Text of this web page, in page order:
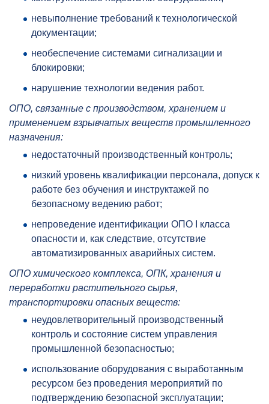
невыполнение требований к технологической
документации;
необеспечение системами сигнализации и
блокировки;
нарушение технологии ведения работ.
ОПО, связанные с производством, хранением и
применением взрывчатых веществ промышленного
назначения:
недостаточный производственный контроль;
низкий уровень квалификации персонала, допуск к
работе без обучения и инструктажей по
безопасному ведению работ;
непроведение идентификации ОПО I класса
опасности и, как следствие, отсутствие
автоматизированных аварийных систем.
ОПО химического комплекса, ОПК, хранения и
переработки растительного сырья,
транспортировки опасных веществ:
неудовлетворительный производственный
контроль и состояние систем управления
промышленной безопасностью;
использование оборудования с выработанным
ресурсом без проведения мероприятий по
подтверждению безопасной эксплуатации;